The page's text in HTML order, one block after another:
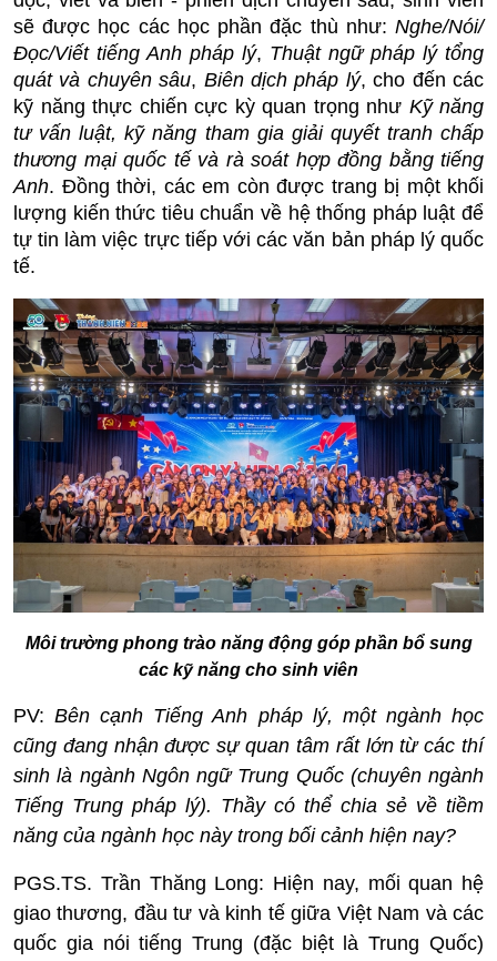
sẽ được học các học phần đặc thù như: Nghe/Nói/
Đọc/Viết tiếng Anh pháp lý, Thuật ngữ pháp lý tổng
quát và chuyên sâu, Biên dịch pháp lý, cho đến các
kỹ năng thực chiến cực kỳ quan trọng như Kỹ năng
tư vấn luật, kỹ năng tham gia giải quyết tranh chấp
thương mại quốc tế và rà soát hợp đồng bằng tiếng
Anh. Đồng thời, các em còn được trang bị một khối
lượng kiến thức tiêu chuẩn về hệ thống pháp luật để
tự tin làm việc trực tiếp với các văn bản pháp lý quốc
tế.
Môi trường phong trào năng động góp phần bổ sung
các kỹ năng cho sinh viên
PV: Bên cạnh Tiếng Anh pháp lý, một ngành học
cũng đang nhận được sự quan tâm rất lớn từ các thí
sinh là ngành Ngôn ngữ Trung Quốc (chuyên ngành
Tiếng Trung pháp lý). Thầy có thể chia sẻ về tiềm
năng của ngành học này trong bối cảnh hiện nay?
PGS.TS. Trần Thăng Long: Hiện nay, mối quan hệ
giao thương, đầu tư và kinh tế giữa Việt Nam và các
quốc gia nói tiếng Trung (đặc biệt là Trung Quốc)